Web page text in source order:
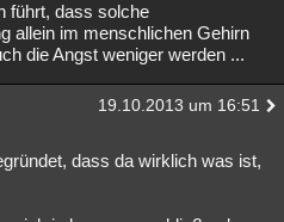
führt, dass solche
allein im menschlichen Gehirn
die Angst weniger werden ...
19.10.2013 um 16:51
dass da wirklich was ist,